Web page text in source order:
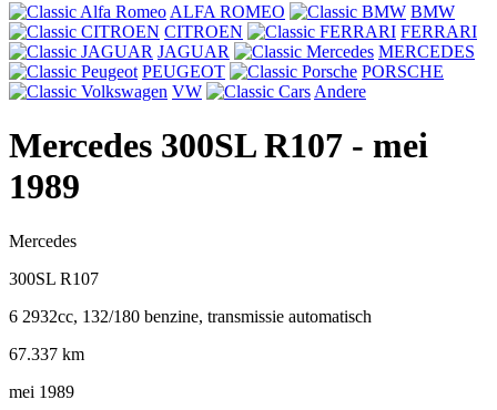
ALFA ROMEO
BMW
CITROEN
FERRARI
JAGUAR
MERCEDES
PEUGEOT
PORSCHE
VW
Andere
Mercedes 300SL R107 - mei
1989
Mercedes
300SL R107
6 2932cc, 132/180 benzine, transmissie automatisch
67.337 km
mei 1989